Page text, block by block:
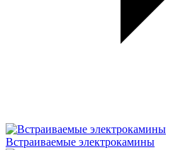
Встраиваемые электрокамины